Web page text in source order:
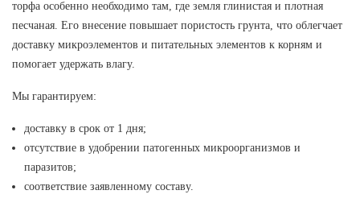
торфа особенно необходимо там, где земля глинистая и плотная
песчаная. Его внесение повышает пористость грунта, что облегчает
доставку микроэлементов и питательных элементов к корням и
помогает удержать влагу.
Мы гарантируем:
доставку в срок от 1 дня;
отсутствие в удобрении патогенных микроорганизмов и
паразитов;
соответствие заявленному составу.